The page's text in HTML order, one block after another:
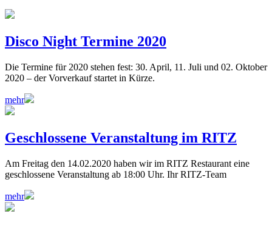
Disco Night Termine 2020
Die Termine für 2020 stehen fest: 30. April, 11. Juli und 02. Oktober
2020 – der Vorverkauf startet in Kürze.
mehr
Geschlossene Veranstaltung im RITZ
Am Freitag den 14.02.2020 haben wir im RITZ Restaurant eine
geschlossene Veranstaltung ab 18:00 Uhr. Ihr RITZ-Team
mehr